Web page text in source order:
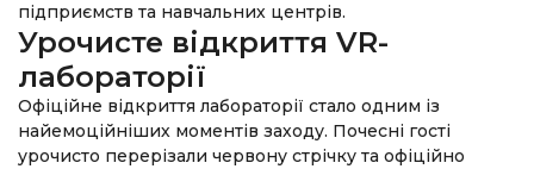
підприємств та навчальних центрів.
Урочисте відкриття VR-
лабораторії
Офіційне відкриття лабораторії стало одним із
найемоційніших моментів заходу. Почесні гості
урочисто перерізали червону стрічку та офіційно